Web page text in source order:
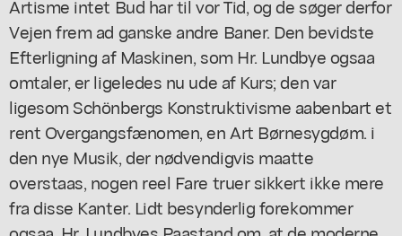
Artisme intet Bud har til vor Tid, og de søger derfor
Vejen frem ad ganske andre Baner. Den bevidste
Efterligning af Maskinen, som Hr. Lundbye ogsaa
omtaler, er ligeledes nu ude af Kurs; den var
ligesom Schönbergs Konstruktivisme aabenbart et
rent Overgangsfænomen, en Art Børnesygdøm. i
den nye Musik, der nødvendigvis maatte
overstaas, nogen reel Fare truer sikkert ikke mere
fra disse Kanter. Lidt besynderlig forekommer